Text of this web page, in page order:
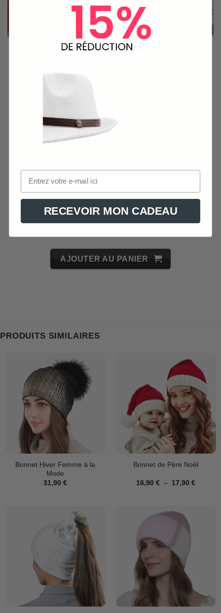
Fashion
style. Ce bonnet, confectionné en acrylique doux,
est idéal pour les saisons froides grâce à sa
capacité à maintenir la chaleur. Il est doté d’un
en relief et sa bordure côtelée ajoutent une touche
d’originalité, tandis que sa taille adaptable
convient à toutes. Portez-le pour un look
AJOUTER AU PANIER
PRODUITS SIMILAIRES
Bonnet Hiver Femme à la
Mode
31,90 €
Bonnet de Père Noël
16,90 € – 17,90 €Plage
RECEVOIR MON CADEAU